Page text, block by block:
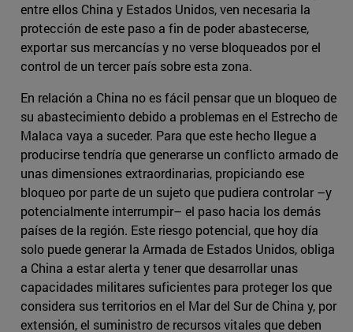
entre ellos China y Estados Unidos, ven necesaria la
protección de este paso a fin de poder abastecerse,
exportar sus mercancías y no verse bloqueados por el
control de un tercer país sobre esta zona.
En relación a China no es fácil pensar que un bloqueo de
su abastecimiento debido a problemas en el Estrecho de
Malaca vaya a suceder. Para que este hecho llegue a
producirse tendría que generarse un conflicto armado de
unas dimensiones extraordinarias, propiciando ese
bloqueo por parte de un sujeto que pudiera controlar –y
potencialmente interrumpir– el paso hacia los demás
países de la región. Este riesgo potencial, que hoy día
solo puede generar la Armada de Estados Unidos, obliga
a China a estar alerta y tener que desarrollar unas
capacidades militares suficientes para proteger los que
considera sus territorios en el Mar del Sur de China y, por
extensión, el suministro de recursos vitales que deben